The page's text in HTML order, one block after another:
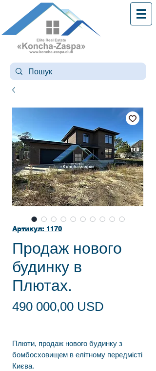
Артикул: 1170
Продаж нового
будинку в
Плютах.
490 000,00 USD
Плюти, продаж нового будинку з
бомбосховищем в елітному передмісті
Києва.